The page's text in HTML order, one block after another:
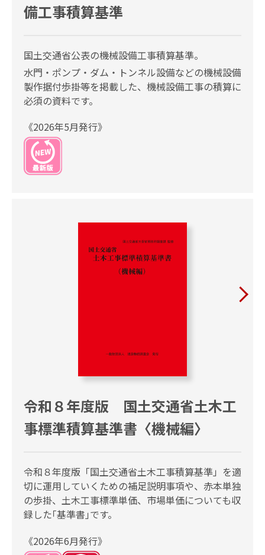
備工事積算基準
国土交通省公表の機械設備工事積算基準。
水門・ポンプ・ダム・トンネル設備などの機械設備
製作据付歩掛等を掲載した、機械設備工事の積算に
必須の資料です。
《2026年5月発行》
令和８年度版 国土交通省土木工
事標準積算基準書〈機械編〉
令和８年度版「国土交通省土木工事積算基準」を適
切に運用していくための補足説明事項や、赤本単独
の歩掛、土木工事標準単価、市場単価についても収
録した｢基準書｣です。
《2026年6月発行》